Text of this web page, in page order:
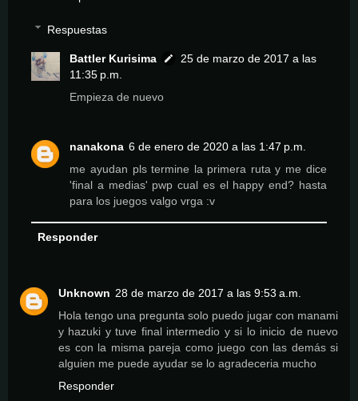
Respuestas
Battler Kurisima
25 de marzo de 2017 a las
11:35 p.m.
Empieza de nuevo
nanakona 6 de enero de 2020 a las 1:47 p.m.
me ayudan pls termine la primera ruta y me dice
'final a medias' pwp cual es el happy end? hasta
para los juegos valgo vrga :v
Responder
Unknown 28 de marzo de 2017 a las 9:53 a.m.
Hola tengo una pregunta solo puedo jugar con manami
y hazuki y tuve final intermedio y si lo inicio de nuevo
es con la misma pareja como juego con las demás si
alguien me puede ayudar se lo agradeceria mucho
Responder